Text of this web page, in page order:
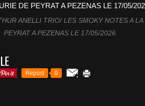
ANELLI TRIO/ LES SMOKY NOTES A
PEYRAT A PEZENAS LE 17/05/2026
Repost 0